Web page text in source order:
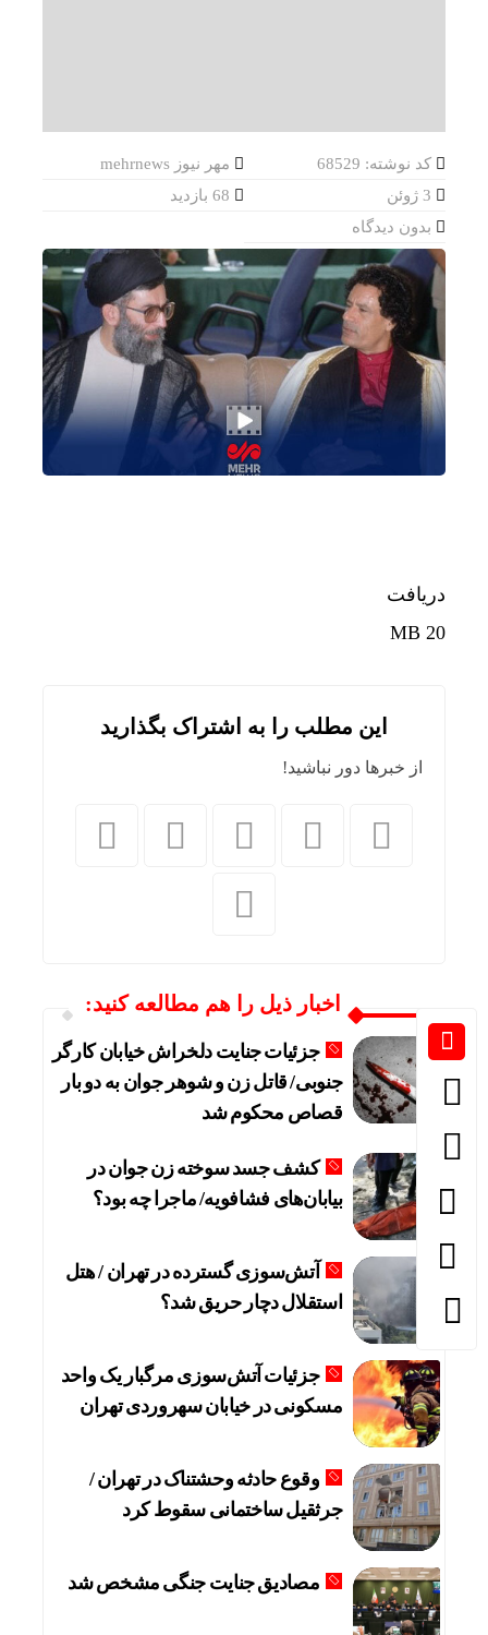
کد نوشته: 68529
مهر نیوز mehrnews
بدون دیدگاه
دریافت
20 MB
این مطلب را به اشتراک بگذارید
از خبرها دور نباشید!
اخبار ذیل را هم مطالعه کنید:
جزئیات جنایت دلخراش خیابان کارگر
جنوبی/ قاتل زن و شوهر جوان به دو بار
قصاص محکوم شد
کشف جسد سوخته زن جوان در
بیابان‌های فشافویه/ ماجرا چه بود؟
آتش‌سوزی گسترده در تهران / هتل
استقلال دچار حریق شد؟
جزئیات آتش‌سوزی مرگبار یک واحد
مسکونی در خیابان سهروردی تهران
وقوع حادثه وحشتناک در تهران /
جرثقیل ساختمانی سقوط کرد
مصادیق جنایت جنگی مشخص شد